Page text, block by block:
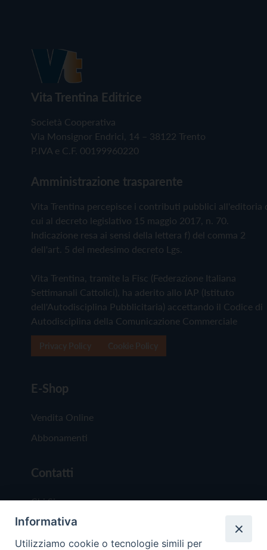
Vita Trentina Editrice
Società Cooperativa
Via Monsignor Endrici, 14 – 38122 Trento
P.IVA e C.F. 00199960220
Amministrazione trasparente
Vita Trentina percepisce i contributi pubblici all'editoria
cui al decreto legislativo 15 maggio 2017, n. 70.
Indicazione resa ai sensi della lettera f) del comma 2
dell'art. 5 del medesimo decreto Lgs.
Vita Trentina, tramite la Fisc (Federazione Italiana
Settimanali Cattolici), ha aderito allo IAP (Istituto
dell'Autodisciplina Pubblicitaria) accettando il Codice di
Autodisciplina della Comunicazione Commerciale
E-Shop
Vendita Online
Abbonamenti
Contatti
Chi Siamo
Redazione
Scrivici
Informativa
Utilizziamo cookie o tecnologie simili per